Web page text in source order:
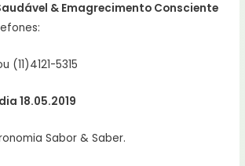
& Emagrecimento Consciente
(11)4121-5315
18.05.2019
Sabor & Saber.